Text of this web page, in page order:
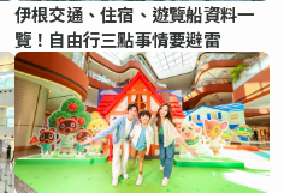
伊根交通、住宿、遊覽船資料一
覽！自由行三點事情要避雷